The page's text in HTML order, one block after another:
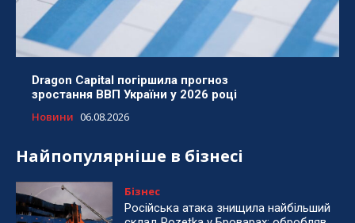
Dragon Capital погіршила прогноз
зростання ВВП України у 2026 році
Новини 06.08.2026
Найпопулярніше в бізнесі
Бізнес
Російська атака знищила найбільший